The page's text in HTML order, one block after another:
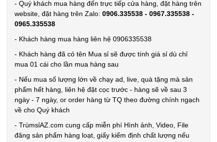
- Quý khách mua hàng đến trực tiếp cửa hàng, đặt hàng trên
website, đặt hàng trên Zalo: 0906.335538 - 0967.335538 -
0965.335538
- Khách hàng mua hàng liên hệ 0906335538
- Khách hàng đã có tên Mua sỉ sẽ được tính giá sỉ dù chỉ
mua 01 cái cho lần mua hàng sau
- Nếu mua số lượng lớn về chạy ad, live, quà tặng mà sản
phẩm hết hàng, liên hệ đặt cọc trước - hàng sẽ về sau 3
ngày - 7 ngày, or order hàng từ TQ theo đường chính ngạch
về cho Quý khách
- TrùmsỉAZ.com cung cấp miễn phí Hình ảnh, Video, File
đăng sản phẩm hàng loạt, giấy kiểm định chất lượng nếu